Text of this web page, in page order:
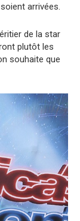
arrivées.
de la star
plutôt les
souhaite que